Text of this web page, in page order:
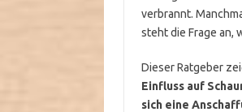
verbrannt.
steht die Frage an,
Dieser Ratgeber
Einfluss auf
sich eine